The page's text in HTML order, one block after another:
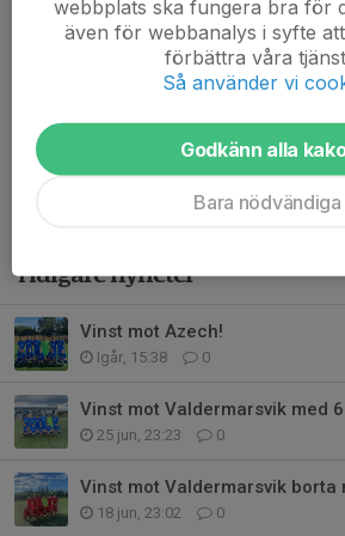
Grymt bra jobbat ⭐️
En kväll som denna är det supersvårt att
Dela nyhet
Tidigare nyheter
Vinst mot Azech!
Igår, 15:38 0
Vinst mot Valdermarsvik med
25 jun, 23:23 0
Vinst mot Valdermarsvik borta
18 jun, 23:02 0
webbplats ska fungera bra för
även för webbanalys i syfte
förbättra våra
Så använder vi
Godkänn alla
Bara nödvändiga